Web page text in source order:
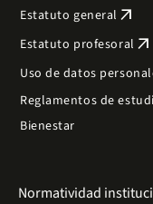
Estatuto general arrow_outward
Estatuto profesoral arrow_outward
Uso de datos
Reglamentos de
Bienestar
Normatividad